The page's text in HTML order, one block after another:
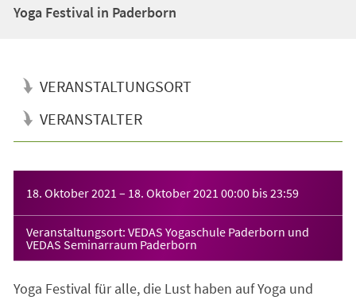
Yoga Festival in Paderborn
VERANSTALTUNGSORT
VERANSTALTER
18. Oktober 2021 – 18. Oktober 2021 00:00 bis23:59
Veranstaltungsort: VEDAS Yogaschule Paderborn und
VEDAS Seminarraum Paderborn
Yoga Festival für alle, die Lust haben auf Yoga und